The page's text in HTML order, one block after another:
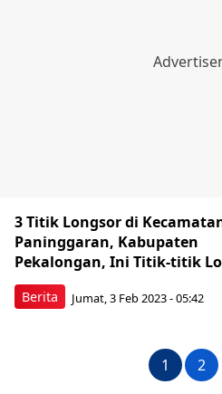
Berita
3 Titik Longsor di
Paninggaran, Kabupaten
Pekalongan, Ini Titik-titik
Jumat, 3 Feb 2023 - 05:42
1 2